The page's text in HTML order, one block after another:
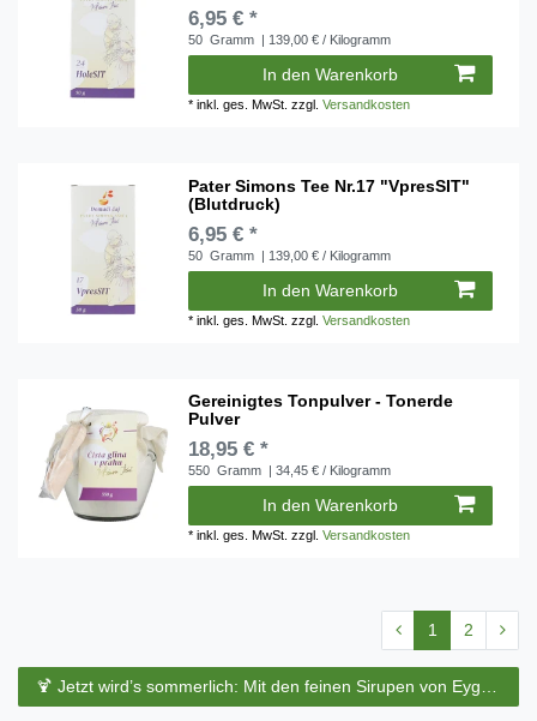
6,95 € *
50 Gramm | 139,00 € / Kilogramm
In den Warenkorb
*inkl. ges. MwSt. zzgl.Versandkosten
Pater Simons Tee Nr.17 "VpresSIT"
(Blutdruck)
6,95 € *
50 Gramm | 139,00 € / Kilogramm
In den Warenkorb
*inkl. ges. MwSt. zzgl.Versandkosten
Gereinigtes Tonpulver - Tonerde
Pulver
18,95 € *
550 Gramm | 34,45 € / Kilogramm
In den Warenkorb
*inkl. ges. MwSt. zzgl.Versandkosten
1 2
🍹 Jetzt wird’s sommerlich: Mit den feinen Sirupen von Eyguebelle entstehen erfrischende Cocktails und köstliche Sommerdrinks.